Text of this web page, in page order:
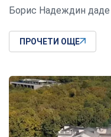
Борис Надеждин
ПРОЧЕТИ ОЩЕ